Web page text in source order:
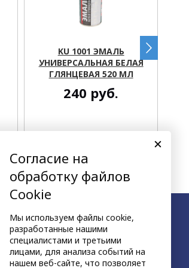
KU 1001 ЭМАЛЬ
УНИВЕРСАЛЬНАЯ БЕЛАЯ
ГЛЯНЦЕВАЯ 520 МЛ
240 руб.
Согласие на
обработку файлов
Cookie
Мы используем файлы cookie,
разработанные нашими
специалистами и третьими
лицами, для анализа событий на
нашем веб-сайте, что позволяет